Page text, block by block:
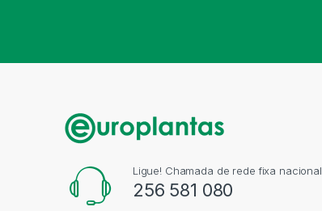
Ligue! Chamada de rede fixa nacional
256 581 080